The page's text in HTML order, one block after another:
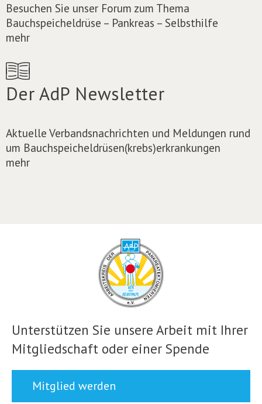
Besuchen Sie unser Forum zum Thema
Bauchspeicheldrüse – Pankreas – Selbsthilfe
mehr
Der AdP Newsletter
Aktuelle Verbandsnachrichten und Meldungen rund
um Bauchspeicheldrüsen(krebs)erkrankungen
mehr
Unterstützen Sie unsere Arbeit mit Ihrer
Mitgliedschaft oder einer Spende
Mitglied werden